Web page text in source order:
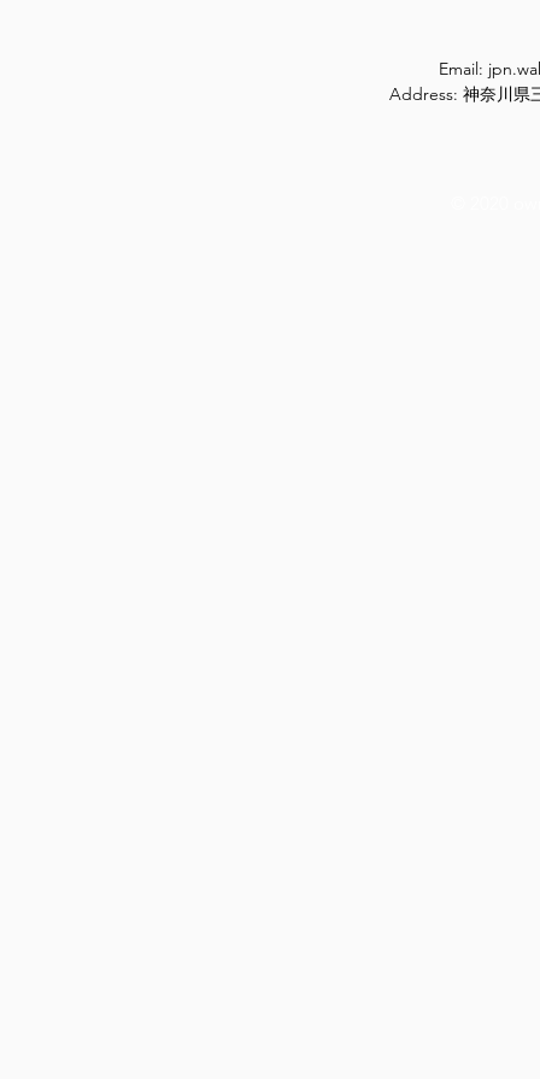
Email:
Address: 神奈川県